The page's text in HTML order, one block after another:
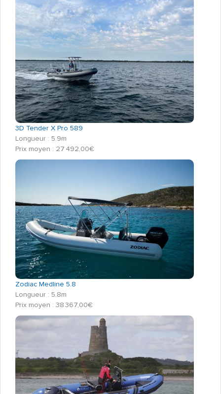
3D Tender X Pro 589
Longueur : 5.9m
Prix moyen : 27 492,00€
Zodiac Medline 5.8
Longueur : 5.8m
Prix moyen : 38 367,00€